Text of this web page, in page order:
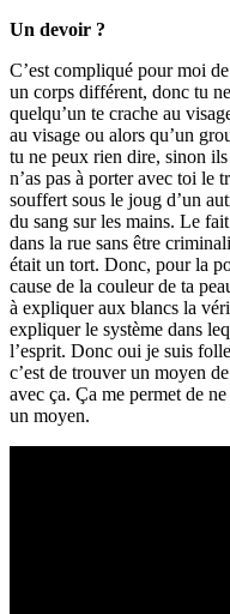
Un devoir ?
C’est compliqué pour moi
un corps différent, donc tu
quelqu’un te crache au
au visage ou alors qu’un
tu ne peux rien dire, sinon
n’as pas à porter avec toi le
souffert sous le joug d’un
du sang sur les mains. Le
dans la rue sans être
était un tort. Donc, pour la
cause de la couleur de ta
à expliquer aux blancs la
expliquer le système dans
l’esprit. Donc oui je suis
c’est de trouver un moyen
avec ça. Ça me permet de
un moyen.